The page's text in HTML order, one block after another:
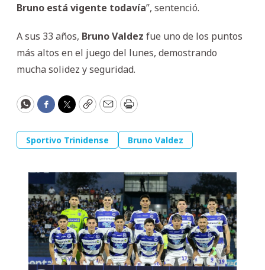
Bruno está vigente todavía”, sentenció.
A sus 33 años, BrunoValdez fue uno de los puntos
más altos en el juego del lunes, demostrando
mucha solidez y seguridad.
WhatsApp
Facebook
Twitter
CopyEmailPrint
Sportivo Trinidense Bruno Valdez